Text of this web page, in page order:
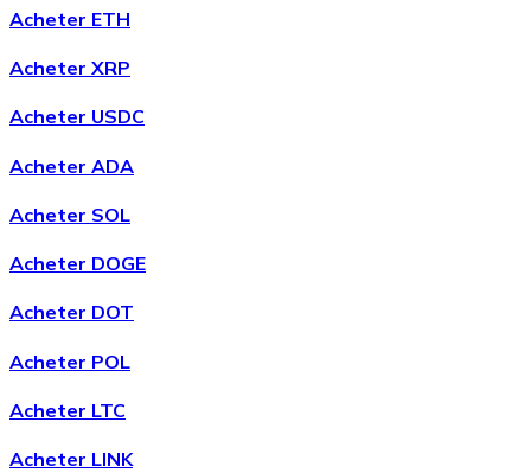
XRP
XRP
Acheter ETH
Acheter XRP
Acheter USDC
Acheter ADA
Acheter SOL
Acheter DOGE
Acheter DOT
Acheter POL
Acheter LTC
Acheter LINK